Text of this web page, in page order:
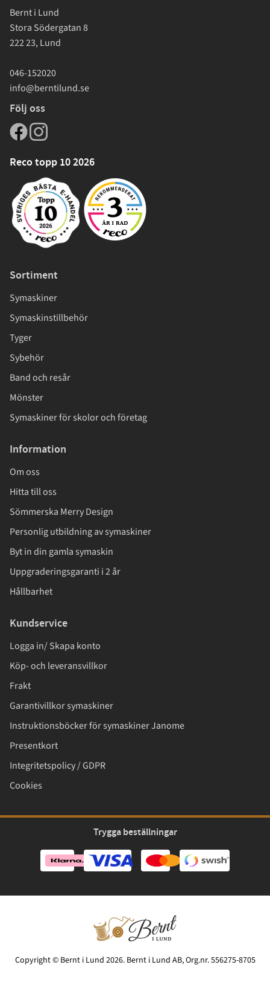
Bernt i Lund
Stora Södergatan 8
222 23, Lund
046-152020
info@berntilund.se
Följ oss
Reco topp 10 2026
Sortiment
Symaskiner
Symaskinstillbehör
Tyger
Sybehör
Band och resår
Mönster
Symaskiner för skolor och företag
Information
Om oss
Hitta till oss
Sömmerska Merry Design
Personlig utbildning av symaskiner
Byt in din gamla symaskin
Uppgraderingsgaranti i 2 år
Hållbarhet
Kundservice
Logga in/ Skapa konto
Köp- och leveransvillkor
Frakt
Garantivillkor symaskiner
Instruktionsböcker för symaskiner Janome
Presentkort
Integritetspolicy / GDPR
Cookies
Trygga beställningar
Copyright © Bernt i Lund 2026. Bernt i Lund AB, Org.nr. 556275-8705